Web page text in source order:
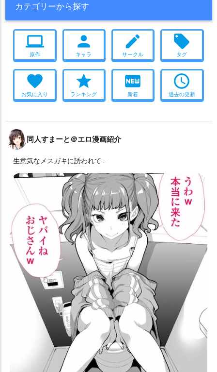
カテゴリーから探す
computer
原作
person
キャラ
create
サークル
local_offer
タグ
favorite
お気に入り
star
ランキング
fiber_new
新着
access_time
過去の更新
同人すまーと＠エロ漫画紹介
生意気なメスガキに誘われて…